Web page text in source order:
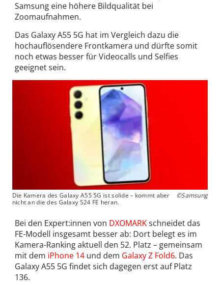
Samsung eine höhere Bildqualität bei
Zoomaufnahmen.
Das Galaxy A55 5G hat im Vergleich dazu die
hochauflösendere Frontkamera und dürfte somit
noch etwas besser für Videocalls und Selfies
geeignet sein.
Die Kamera des Galaxy A55 5G ist solide – kommt aber
nicht an die des Galaxy S24 FE heran.
©Samsung
Bei den Expert:innen von DXOMARKschneidet das
FE-Modell insgesamt besser ab: Dort belegt es im
Kamera-Ranking aktuell den 52. Platz – gemeinsam
mit dem iPhone 14 und dem Galaxy Z Fold6. Das
Galaxy A55 5G findet sich dagegen erst auf Platz
136.